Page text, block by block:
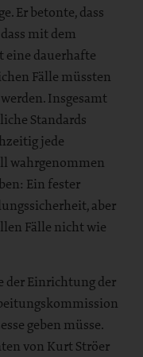
Er betonte, dass
mit dem
eine dauerhafte
Fälle müssten
Insgesamt
Standards
jede
wahrgenommen
Ein fester
aber
Fälle nicht wie
der Einrichtung der
geben müsse.
von Kurt Ströer